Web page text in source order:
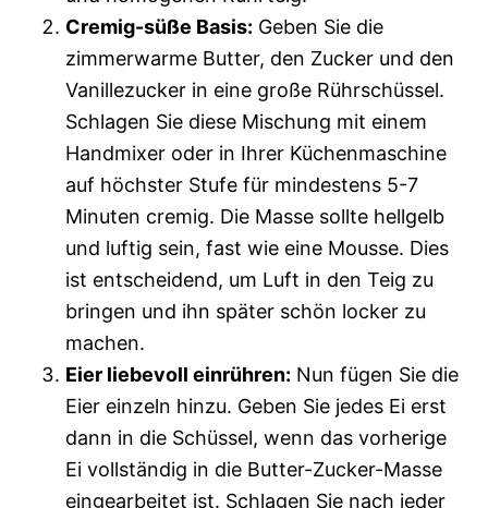
Cremig-süße Basis: Geben Sie die
zimmerwarme Butter, den Zucker und den
Vanillezucker in eine große Rührschüssel.
Schlagen Sie diese Mischung mit einem
Handmixer oder in Ihrer Küchenmaschine
auf höchster Stufe für mindestens 5-7
Minuten cremig. Die Masse sollte hellgelb
und luftig sein, fast wie eine Mousse. Dies
ist entscheidend, um Luft in den Teig zu
bringen und ihn später schön locker zu
machen.
Eier liebevoll einrühren: Nun fügen Sie die
Eier einzeln hinzu. Geben Sie jedes Ei erst
dann in die Schüssel, wenn das vorherige
Ei vollständig in die Butter-Zucker-Masse
eingearbeitet ist. Schlagen Sie nach jeder